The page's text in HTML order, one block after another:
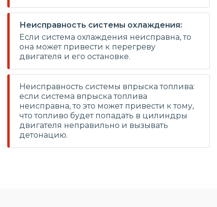
Неисправность системы охлаждения:
Если система охлаждения неисправна, то
она может привести к перегреву
двигателя и его остановке.
Неисправность системы впрыска топлива:
если система впрыска топлива
неисправна, то это может привести к тому,
что топливо будет попадать в цилиндры
двигателя неправильно и вызывать
детонацию.